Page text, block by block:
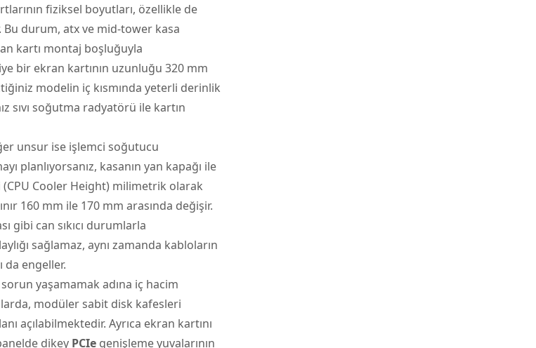
fiziksel boyutları, özellikle de
Bu durum, atx ve mid-tower kasa
kartı montaj boşluğuyla
bir ekran kartının uzunluğu 320 mm
modelin iç kısmında yeterli derinlik
sıvı soğutma radyatörü ile kartın
unsur ise işlemci soğutucu
planlıyorsanız, kasanın yan kapağı ile
Cooler Height) milimetrik olarak
160 mm ile 170 mm arasında değişir.
gibi can sıkıcı durumlarla
sağlamaz, aynı zamanda kabloların
da engeller.
yaşamamak adına iç hacim
modüler sabit disk kafesleri
açılabilmektedir. Ayrıca ekran kartını
dikey PCIe genişleme yuvalarının